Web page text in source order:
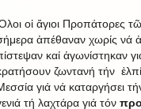
οἱ ἅγιοι Προπάτορες
ἀπέθαναν χωρίς νά
καί ἀγωνίστηκαν
ζωντανή τήν
γιά νά καταργήσει
τή λαχτάρα γιά τόν